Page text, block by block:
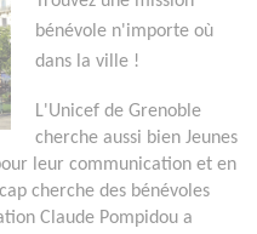
bénévole n'importe où
dans la ville !
L'Unicef de Grenoble
cherche aussi bien Jeunes
leur communication et en
cherche des bénévoles
Claude Pompidou a